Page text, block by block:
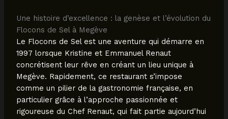
Une histoire d’excellence : la genèse et l’évolution du
Flocons de Sel à Megève
Le Flocons de Sel est une aventure qui démarre en
1997 lorsque Kristine et Emmanuel Renaut
concrétisent leur rêve en créant un lieu unique à
Megève. Rapidement, ce restaurant s’impose
comme un pilier de la gastronomie française, en
particulier grâce à l’approche passionnée et
rigoureuse du Chef Renaut, qui fait partie aujourd’hui